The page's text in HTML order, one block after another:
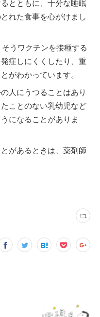
とともに、十分な睡眠
れた食事を心がけまし
うワクチンを接種する
症しにくくしたり、重
がわかっています。
人にうつることはあり
ことのない乳幼児など
になることがありま
があるときは、薬剤師